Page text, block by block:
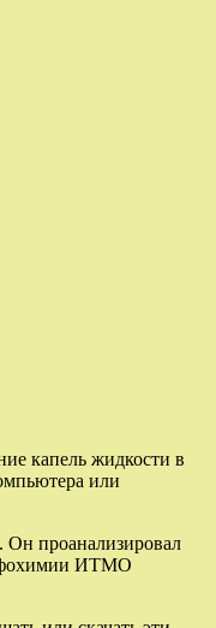
капель жидкости в
или
Он проанализировал
ИТМО